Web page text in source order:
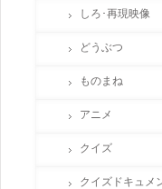
しろ･再現映像
どうぶつ
ものまね
アニメ
クイズ
クイズドキュメ